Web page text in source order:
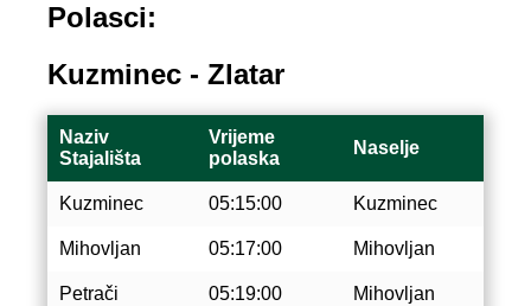
Polasci:
Kuzminec - Zlatar
Naziv
Stajališta
Vrijeme
polaska
Naselje
Kuzminec 05:15:00 Kuzminec
Mihovljan 05:17:00 Mihovljan
Petrači 05:19:00 Mihovljan